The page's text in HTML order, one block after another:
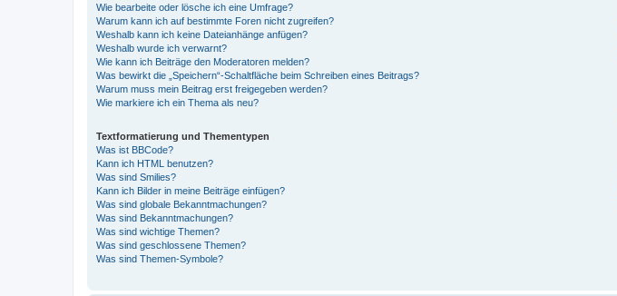
Wie bearbeite oder lösche ich eine Umfrage?
Warum kann ich auf bestimmte Foren nicht zugreifen?
Weshalb kann ich keine Dateianhänge anfügen?
Weshalb wurde ich verwarnt?
Wie kann ich Beiträge den Moderatoren melden?
Was bewirkt die „Speichern“-Schaltfläche beim Schreiben eines Beitrags?
Warum muss mein Beitrag erst freigegeben werden?
Wie markiere ich ein Thema als neu?
Textformatierung und Thementypen
Was ist BBCode?
Kann ich HTML benutzen?
Was sind Smilies?
Kann ich Bilder in meine Beiträge einfügen?
Was sind globale Bekanntmachungen?
Was sind Bekanntmachungen?
Was sind wichtige Themen?
Was sind geschlossene Themen?
Was sind Themen-Symbole?